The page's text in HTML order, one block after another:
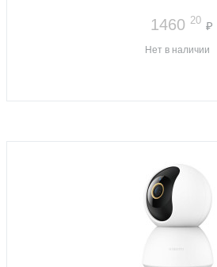
1460 20 ₽
Нет в наличии